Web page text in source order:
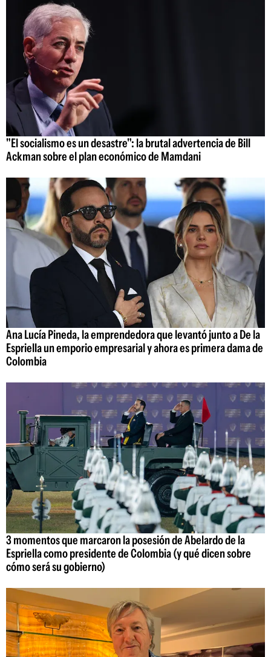
"El socialismo es un desastre": la brutal advertencia de Bill
Ackman sobre el plan económico de Mamdani
Ana Lucía Pineda, la emprendedora que levantó junto a De la
Espriella un emporio empresarial y ahora es primera dama de
Colombia
3 momentos que marcaron la posesión de Abelardo de la
Espriella como presidente de Colombia (y qué dicen sobre
cómo será su gobierno)